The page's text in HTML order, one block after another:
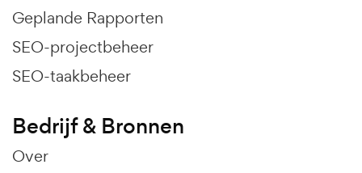
Geplande Rapporten
SEO-projectbeheer
SEO-taakbeheer
Bedrijf & Bronnen
Over